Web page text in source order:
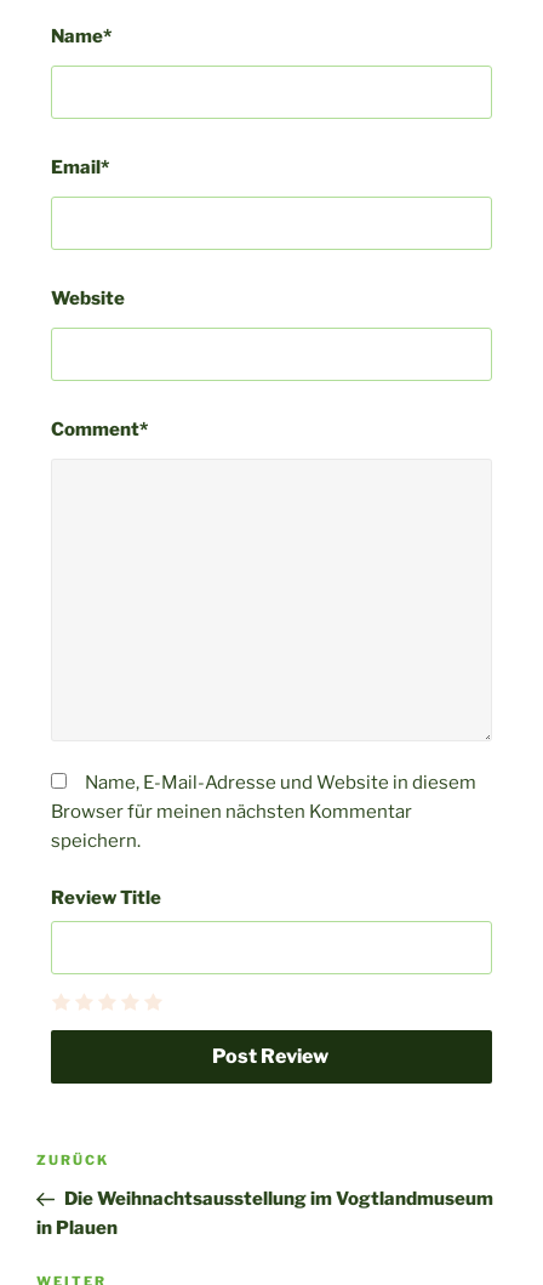
Name*
Email*
Website
Comment*
Name, E-Mail-Adresse und Website in diesem
Browser für meinen nächsten Kommentar
speichern.
Review Title
ZURÜCK
Die Weihnachtsausstellung im Vogtlandmuseum
in Plauen
WEITER